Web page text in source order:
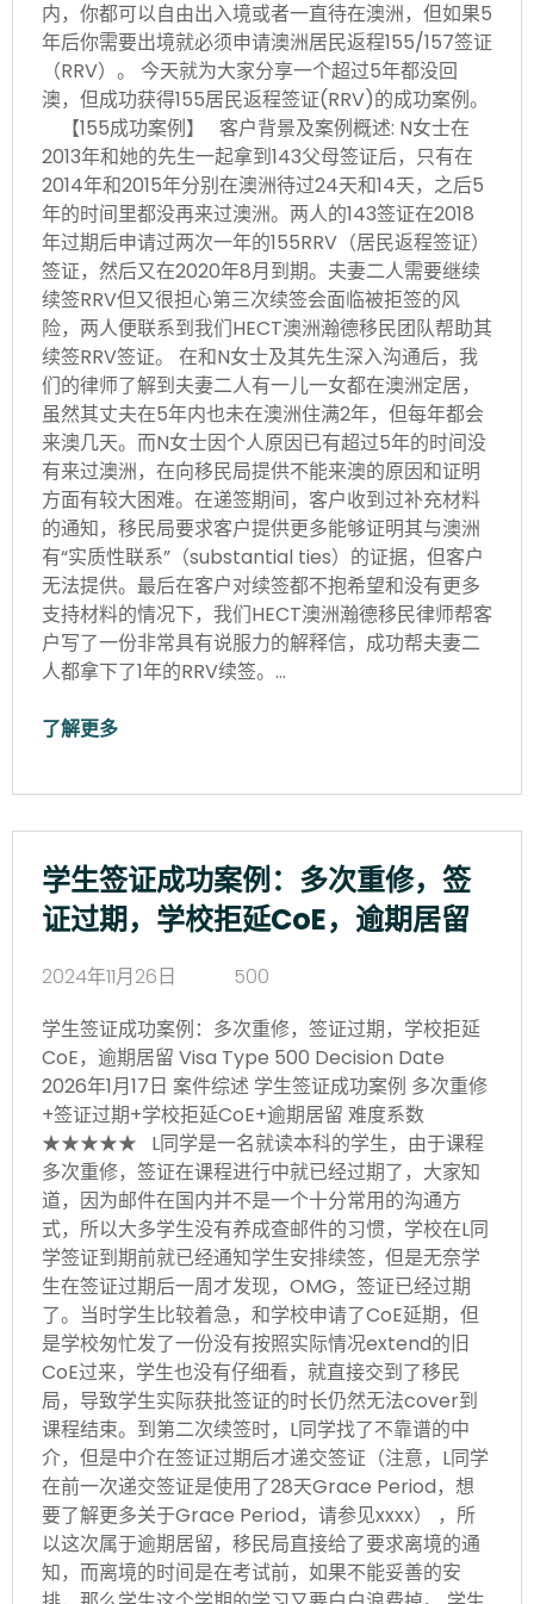
内，你都可以自由出入境或者一直待在澳洲，但如果5
年后你需要出境就必须申请澳洲居民返程155/157签证
（RRV）。 今天就为大家分享一个超过5年都没回
澳，但成功获得155居民返程签证(RRV)的成功案例。
【155成功案例】 客户背景及案例概述: N女士在
2013年和她的先生一起拿到143父母签证后，只有在
2014年和2015年分别在澳洲待过24天和14天，之后5
年的时间里都没再来过澳洲。两人的143签证在2018
年过期后申请过两次一年的155RRV（居民返程签证）
签证，然后又在2020年8月到期。夫妻二人需要继续
续签RRV但又很担心第三次续签会面临被拒签的风
险，两人便联系到我们HECT澳洲瀚德移民团队帮助其
续签RRV签证。 在和N女士及其先生深入沟通后，我
们的律师了解到夫妻二人有一儿一女都在澳洲定居，
虽然其丈夫在5年内也未在澳洲住满2年，但每年都会
来澳几天。而N女士因个人原因已有超过5年的时间没
有来过澳洲，在向移民局提供不能来澳的原因和证明
方面有较大困难。在递签期间，客户收到过补充材料
的通知，移民局要求客户提供更多能够证明其与澳洲
有“实质性联系”（substantial ties）的证据，但客户
无法提供。最后在客户对续签都不抱希望和没有更多
支持材料的情况下，我们HECT澳洲瀚德移民律师帮客
户写了一份非常具有说服力的解释信，成功帮夫妻二
人都拿下了1年的RRV续签。…
了解更多
学生签证成功案例：多次重修，签
证过期，学校拒延CoE，逾期居留
2024年11月26日
500
学生签证成功案例：多次重修，签证过期，学校拒延
CoE，逾期居留 Visa Type 500 Decision Date
2026年1月17日 案件综述 学生签证成功案例 多次重修
+签证过期+学校拒延CoE+逾期居留 难度系数
★★★★★ L同学是一名就读本科的学生，由于课程
多次重修，签证在课程进行中就已经过期了，大家知
道，因为邮件在国内并不是一个十分常用的沟通方
式，所以大多学生没有养成查邮件的习惯，学校在L同
学签证到期前就已经通知学生安排续签，但是无奈学
生在签证过期后一周才发现，OMG，签证已经过期
了。当时学生比较着急，和学校申请了CoE延期，但
是学校匆忙发了一份没有按照实际情况extend的旧
CoE过来，学生也没有仔细看，就直接交到了移民
局，导致学生实际获批签证的时长仍然无法cover到
课程结束。到第二次续签时，L同学找了不靠谱的中
介，但是中介在签证过期后才递交签证（注意，L同学
在前一次递交签证是使用了28天Grace Period，想
要了解更多关于Grace Period，请参见xxxx） ，所
以这次属于逾期居留，移民局直接给了要求离境的通
知，而离境的时间是在考试前，如果不能妥善的安